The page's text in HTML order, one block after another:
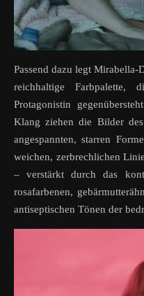
Passend dazu legt
reichhaltige Farbpalette,
Protagonistin
Klang ziehen die Bilder
angespannten, starren
weichen, zerbrechlichen
– verstärkt durch das
rosafarbenen,
antiseptischen Tönen der